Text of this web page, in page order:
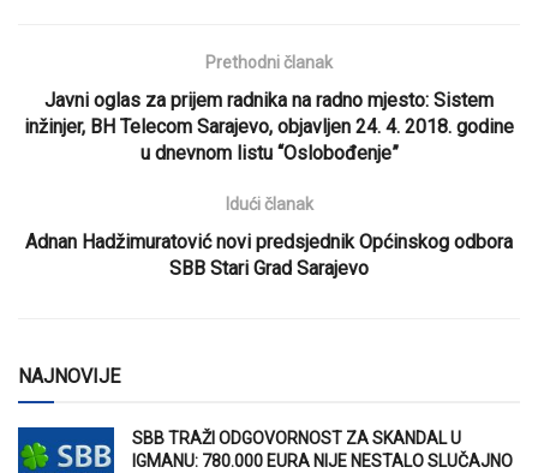
Prethodni članak
Javni oglas za prijem radnika na radno mjesto: Sistem
inžinjer, BH Telecom Sarajevo, objavljen 24. 4. 2018. godine
u dnevnom listu “Oslobođenje”
Idući članak
Adnan Hadžimuratović novi predsjednik Općinskog odbora
SBB Stari Grad Sarajevo
NAJNOVIJE
SBB TRAŽI ODGOVORNOST ZA SKANDAL U
IGMANU: 780.000 EURA NIJE NESTALO SLUČAJNO